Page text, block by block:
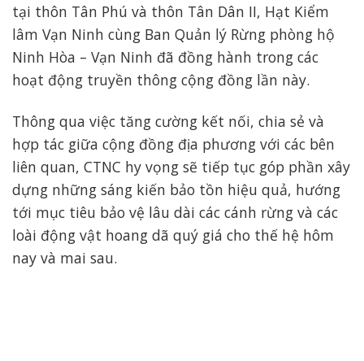
tại thôn Tân Phú và thôn Tân Dân II, Hạt Kiểm
lâm Vạn Ninh cùng Ban Quản lý Rừng phòng hộ
Ninh Hòa – Vạn Ninh đã đồng hành trong các
hoạt động truyền thông cộng đồng lần này.
Thông qua việc tăng cường kết nối, chia sẻ và
hợp tác giữa cộng đồng địa phương với các bên
liên quan, CTNC hy vọng sẽ tiếp tục góp phần xây
dựng những sáng kiến bảo tồn hiệu quả, hướng
tới mục tiêu bảo vệ lâu dài các cánh rừng và các
loài động vật hoang dã quý giá cho thế hệ hôm
nay và mai sau.